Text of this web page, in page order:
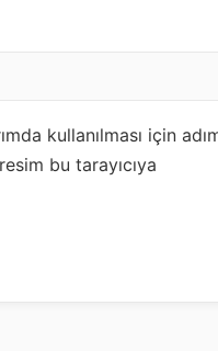
kullanılması için
bu tarayıcıya